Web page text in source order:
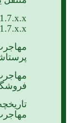
1.7.x.x